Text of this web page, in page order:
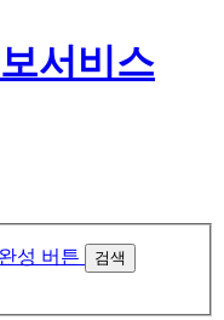
검색